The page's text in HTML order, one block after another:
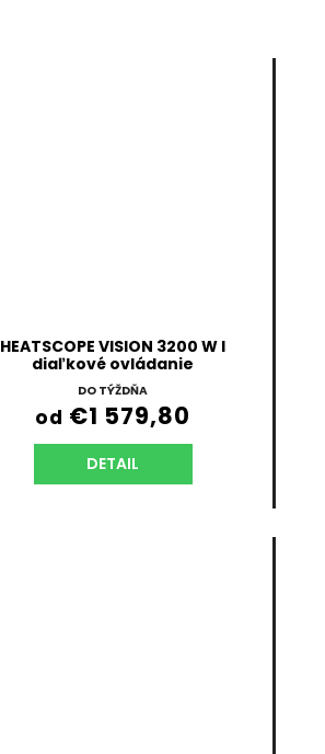
HEATSCOPE VISION 3200 W l
diaľkové ovládanie
DO TÝŽDŇA
od €1 579,80
DETAIL